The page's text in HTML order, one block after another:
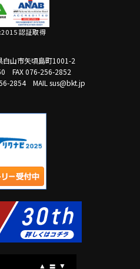
認証取得
白山市矢頃島町1001-2
FAX 076-256-2852
2854
MAIL sus@bkt.jp